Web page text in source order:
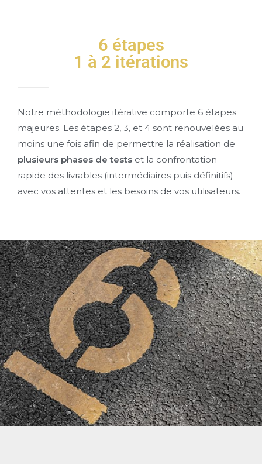
6 étapes
1 à 2 itérations
Notre méthodologie itérative comporte 6 étapes
majeures. Les étapes 2, 3, et 4 sont renouvelées au
moins une fois afin de permettre la réalisation de
plusieurs phases de tests et la confrontation
rapide des livrables (intermédiaires puis définitifs)
avec vos attentes et les besoins de vos utilisateurs.